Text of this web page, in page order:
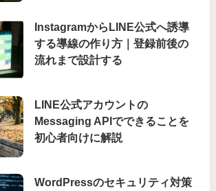
InstagramからLINE公式へ誘導
する導線の作り方｜登録前後の
流れまで設計する
LINE公式アカウントの
Messaging APIでできることを
初心者向けに解説
WordPressのセキュリティ対策